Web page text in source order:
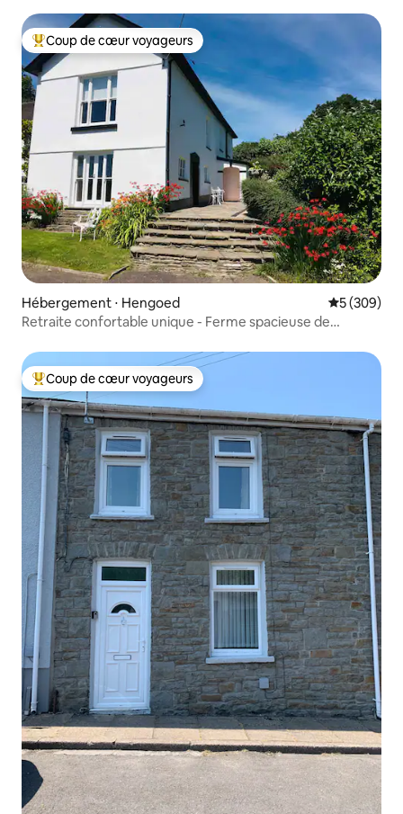
Coups de cœur voyageurs les plus appréciés
Coup de cœur voyageurs
Hébergement ⋅ Hengoed Évaluation
5 (309)
Retraite confortable unique - Ferme spacieuse de
Coups de cœur voyageurs les plus appréciés
Coup de cœur voyageurs